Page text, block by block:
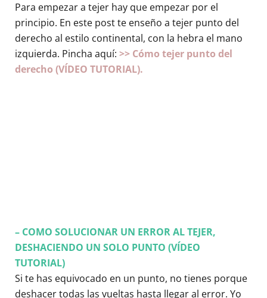
Para empezar a tejer hay que empezar por el
principio. En este post te enseño a tejer punto del
derecho al estilo continental, con la hebra el mano
izquierda. Pincha aquí: >> Cómo tejer punto del
derecho (VÍDEO TUTORIAL).
– COMO SOLUCIONAR UN ERROR AL TEJER,
DESHACIENDO UN SOLO PUNTO (VÍDEO
TUTORIAL)
Si te has equivocado en un punto, no tienes porque
deshacer todas las vueltas hasta llegar al error. Yo